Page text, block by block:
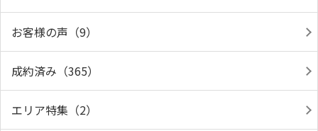
お客様の声（9）
成約済み（365）
エリア特集（2）